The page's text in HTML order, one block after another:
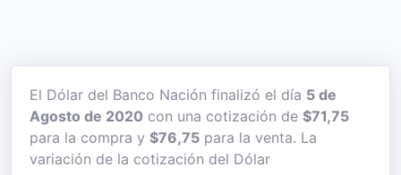
El Dólar del Banco Nación finalizó el día 5 de
Agosto de 2020 con una cotización de $71,75
para la compra y $76,75 para la venta. La
variación de la cotización del Dólar